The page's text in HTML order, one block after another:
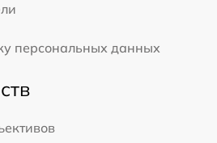
персональных данных